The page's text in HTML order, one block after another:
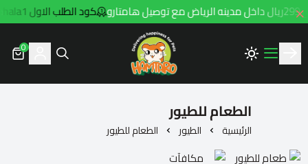
كود الطلب الاول hala1
Hamtaro
0
الطعام للطيور
الرئيسية الطيور الطعام للطيور